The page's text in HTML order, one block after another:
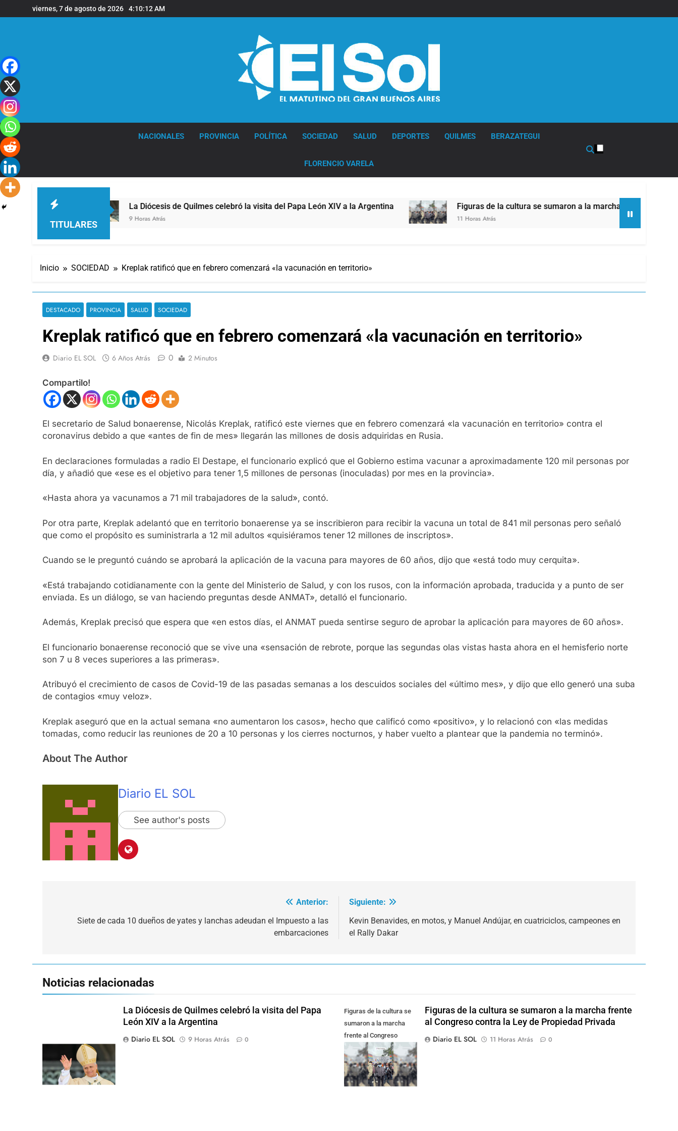
al
viernes, 7 de agosto de 2026 4:10:13 AM
NACIONALES PROVINCIA POLÍTICA SOCIEDAD SALUD DEPORTES QUILMES BERAZATEGUI
FLORENCIO VARELA
TITULARES
La Diócesis de Quilmes celebró la visita del Papa León XIV a la Argentina
9 Horas Atrás
Figuras de la cultura se sumaron a la marcha frente al Congreso
11 Horas Atrás
Inicio SOCIEDAD Kreplak ratificó que en febrero comenzará «la vacunación en territorio»
DESTACADO PROVINCIA SALUD SOCIEDAD
Kreplak ratificó que en febrero comenzará «la vacunación en territorio»
Diario EL SOL 6 Años Atrás 0 2 Minutos
Compartilo!
El secretario de Salud bonaerense, Nicolás Kreplak, ratificó este viernes que en febrero comenzará «la vacunación en territorio» contra el
coronavirus debido a que «antes de fin de mes» llegarán las millones de dosis adquiridas en Rusia.
En declaraciones formuladas a radio El Destape, el funcionario explicó que el Gobierno estima vacunar a aproximadamente 120 mil personas por
día, y añadió que «ese es el objetivo para tener 1,5 millones de personas (inoculadas) por mes en la provincia».
«Hasta ahora ya vacunamos a 71 mil trabajadores de la salud», contó.
Por otra parte, Kreplak adelantó que en territorio bonaerense ya se inscribieron para recibir la vacuna un total de 841 mil personas pero señaló
que como el propósito es suministrarla a 12 mil adultos «quisiéramos tener 12 millones de inscriptos».
Cuando se le preguntó cuándo se aprobará la aplicación de la vacuna para mayores de 60 años, dijo que «está todo muy cerquita».
«Está trabajando cotidianamente con la gente del Ministerio de Salud, y con los rusos, con la información aprobada, traducida y a punto de ser
enviada. Es un diálogo, se van haciendo preguntas desde ANMAT», detalló el funcionario.
Además, Kreplak precisó que espera que «en estos días, el ANMAT pueda sentirse seguro de aprobar la aplicación para mayores de 60 años».
El funcionario bonaerense reconoció que se vive una «sensación de rebrote, porque las segundas olas vistas hasta ahora en el hemisferio norte
son 7 u 8 veces superiores a las primeras».
Atribuyó el crecimiento de casos de Covid-19 de las pasadas semanas a los descuidos sociales del «último mes», y dijo que ello generó una suba
de contagios «muy veloz».
Kreplak aseguró que en la actual semana «no aumentaron los casos», hecho que calificó como «positivo», y lo relacionó con «las medidas
tomadas, como reducir las reuniones de 20 a 10 personas y los cierres nocturnos, y haber vuelto a plantear que la pandemia no terminó».
About The Author
Diario EL SOL
See author's posts
Anterior:
Siete de cada 10 dueños de yates y lanchas adeudan el Impuesto a las
embarcaciones
Siguiente:
Kevin Benavides, en motos, y Manuel Andújar, en cuatriciclos, campeones en
el Rally Dakar
Noticias relacionadas
La Diócesis de Quilmes celebró la visita del Papa
León XIV a la Argentina
Diario EL SOL
9 Horas Atrás 0
Figuras de la cultura se
sumaron a la marcha
frente al Congreso
contra la Ley de
Propiedad Privada
Figuras de la cultura se sumaron a la marcha frente
al Congreso contra la Ley de Propiedad Privada
Diario EL SOL
11 Horas Atrás 0